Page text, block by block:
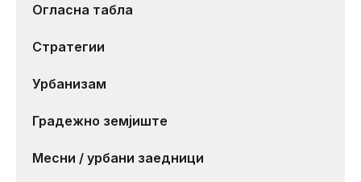
Огласна табла
Стратегии
Урбанизам
Градежно земјиште
Месни / урбани заедници